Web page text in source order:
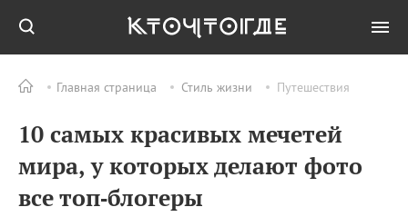
Главная страница Стиль жизни Путешествия
10 самых красивых мечетей
мира, у которых делают фото
все топ‑блогеры